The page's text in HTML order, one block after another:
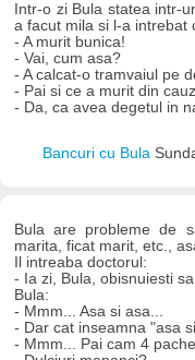
Intr-o zi Bula statea intr-
a facut mila si l-a intrebat
- A murit bunica!
- Vai, cum asa?
- A calcat-o tramvaiul pe
- Pai si ce a murit din
- Da, ca avea degetul in
Bancuri cu Bula
Bula are probleme de
marita, ficat marit, etc.,
Il intreaba doctorul:
- Ia zi, Bula, obisnuiesti
Bula:
- Mmm... Asa si asa...
- Dar cat inseamna "asa
- Mmm... Pai cam 4